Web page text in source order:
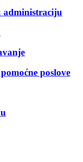
administraciju
poslove